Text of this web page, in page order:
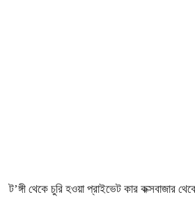
ট’ঙ্গী থেকে চুরি হওয়া প্রাইভেট কার কক্সবাজার